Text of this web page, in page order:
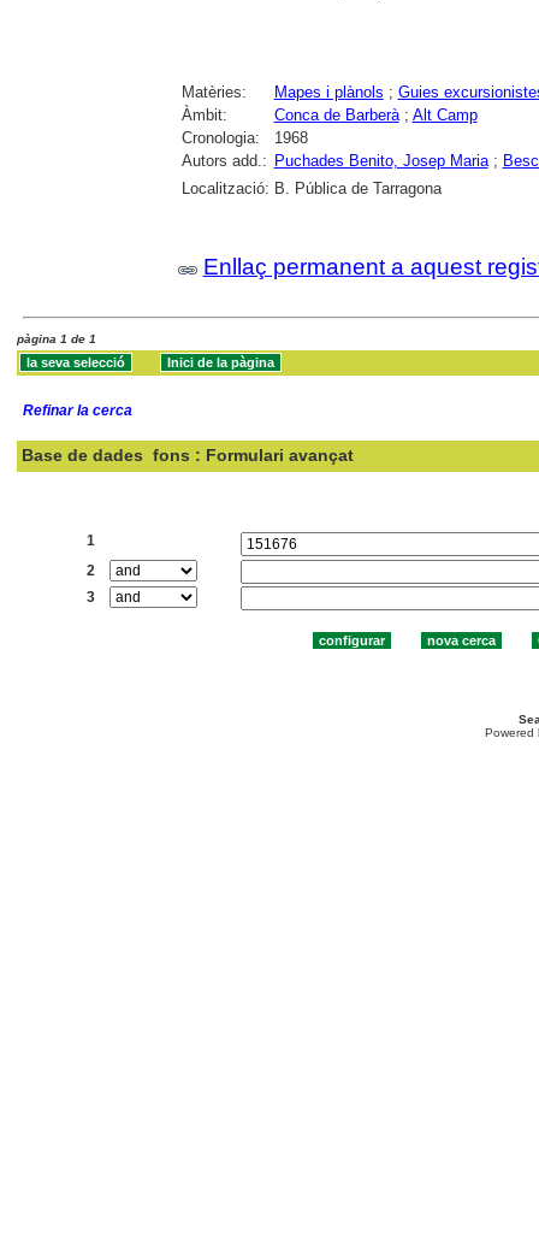
Matèries: Mapes i plànols ; Guies
Àmbit:
Conca de Barberà; Alt Camp
Cronologia:
1968
Autors add.: Puchades Benito, Josep Maria;
Localització: B. Pública de Tarragona
Enllaç permanent a aquest
pàgina 1 de 1
Refinar la cerca
Base de dades fons : Formulari avançat
1
2
3